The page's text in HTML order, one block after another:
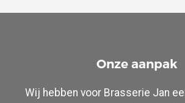
Onze aanpak
Wij hebben voor Brasserie Jan